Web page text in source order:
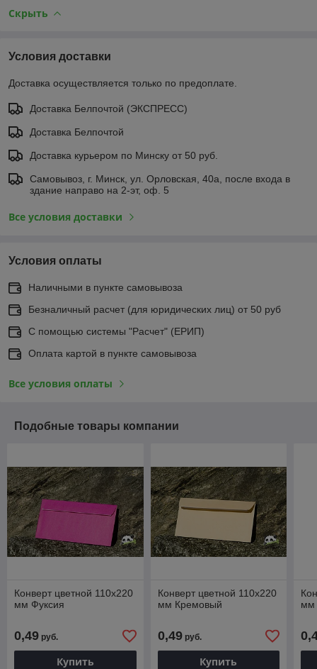
Скрыть
Условия доставки
Доставка осуществляется только по предоплате.
Доставка Белпочтой (ЭКСПРЕСС)
Доставка Белпочтой
Доставка курьером по Минску от 50 руб.
Самовывоз, г. Минск, ул. Орловская, 40а, после входа в
здание направо на 2-эт, оф. 5
Все условия доставки
Условия оплаты
Наличными в пункте самовывоза
Безналичный расчет (для юридических лиц) от 50 руб
С помощью системы "Расчет" (ЕРИП)
Оплата картой в пункте самовывоза
Все условия оплаты
Подобные товары компании
Конверт цветной 110х220
мм Фуксия
0,49 руб.
Купить
Конверт цветной 110х220
мм Кремовый
0,49руб.
Купить
мм